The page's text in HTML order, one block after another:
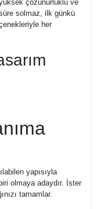
çözünürlüklü ve
solmaz, ilk günkü
her
yapısıyla
olmaya adaydır. İster
tamamlar.